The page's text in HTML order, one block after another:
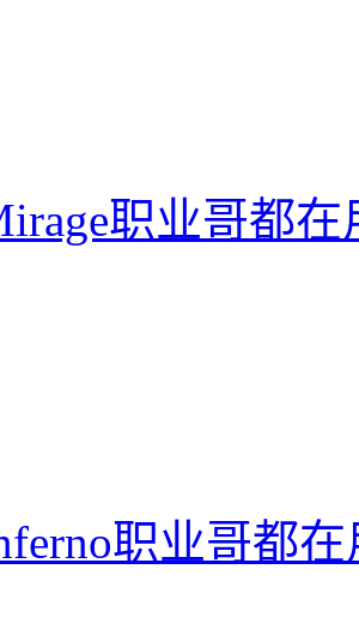
职业哥都
职业哥都